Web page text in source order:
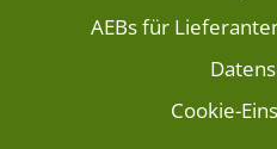
AEBs für
Cookie-